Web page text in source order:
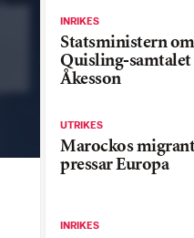
INRIKES
Statsministern om
Quisling-samtalet
Åkesson
UTRIKES
Marockos
pressar Europa
INRIKES